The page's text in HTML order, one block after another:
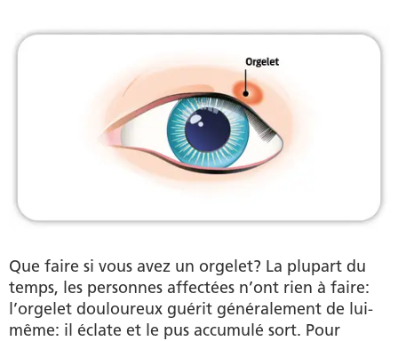
Que faire si vous avez un orgelet? La plupart du
temps, les personnes affectées n’ont rien à faire:
l’orgelet douloureux guérit généralement de lui-
même: il éclate et le pus accumulé sort. Pour